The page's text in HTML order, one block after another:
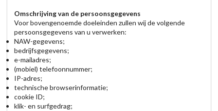
Omschrijving van de persoonsgegevens
Voor bovengenoemde doeleinden zullen wij de volgende
persoonsgegevens van u verwerken:
NAW-gegevens;
bedrijfsgegevens;
e-mailadres;
(mobiel) telefoonnummer;
IP-adres;
technische browserinformatie;
cookie ID;
klik- en surfgedrag;